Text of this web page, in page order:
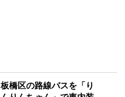
板橋区の路線バスを「り